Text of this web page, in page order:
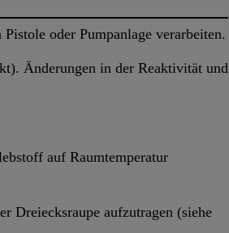
oder Pumpanlage verarbeiten.
Änderungen in der Reaktivität und
auf Raumtemperatur
Dreiecksraupe aufzutragen (siehe